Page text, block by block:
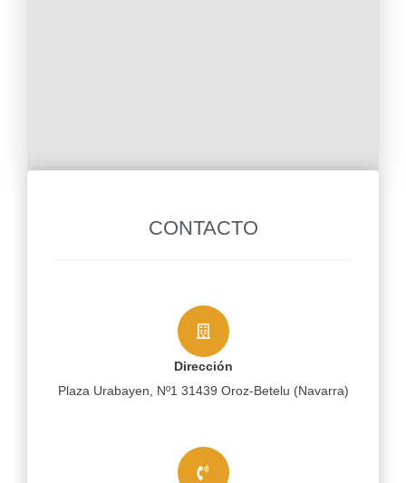
CONTACTO
Dirección
Plaza Urabayen, Nº1 31439 Oroz-Betelu (Navarra)